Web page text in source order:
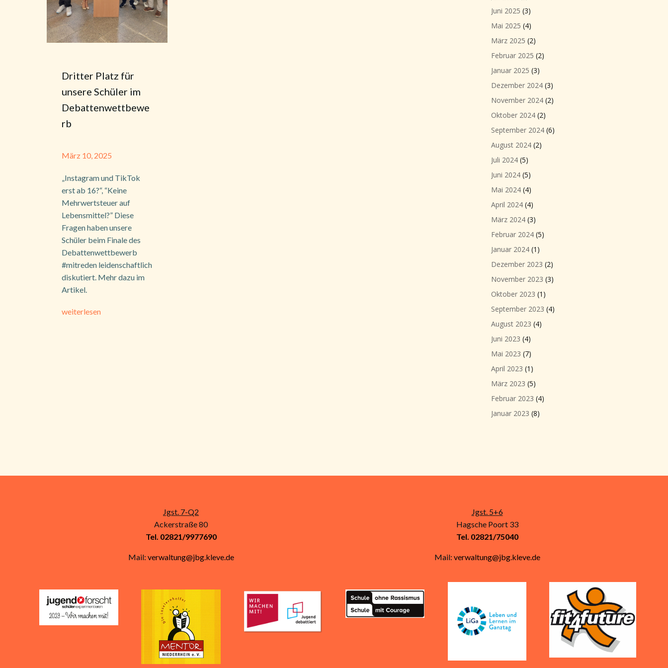
Dritter Platz für
unsere Schüler im
Debattenwettbewe
rb
März 10, 2025
„Instagram und TikTok
erst ab 16?“, “Keine
Mehrwertsteuer auf
Lebensmittel?” Diese
Fragen haben unsere
Schüler beim Finale des
Debattenwettbewerb
#mitreden leidenschaftlich
diskutiert. Mehr dazu im
Artikel.
weiterlesen
Juni 2025 (3)
Mai 2025 (4)
März 2025 (2)
Februar 2025 (2)
Januar 2025 (3)
Dezember 2024 (3)
November 2024 (2)
Oktober 2024 (2)
September 2024 (6)
August 2024 (2)
Juli 2024 (5)
Juni 2024 (5)
Mai 2024 (4)
April 2024 (4)
März 2024 (3)
Februar 2024 (5)
Januar 2024 (1)
Dezember 2023 (2)
November 2023 (3)
Oktober 2023 (1)
September 2023 (4)
August 2023 (4)
Juni 2023 (4)
Mai 2023 (7)
April 2023 (1)
März 2023 (5)
Februar 2023 (4)
Januar 2023 (8)
Jgst. 7-Q2
Ackerstraße 80
Tel. 02821/9977690
Mail: verwaltung@jbg.kleve.de
Jgst. 5+6
Hagsche Poort 33
Tel. 02821/75040
Mail: verwaltung@jbg.kleve.de